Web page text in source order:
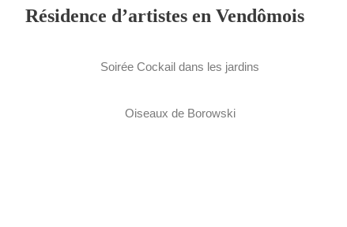
Résidence d’artistes en Vendômois
Soirée Cockail dans les jardins
Oiseaux de Borowski